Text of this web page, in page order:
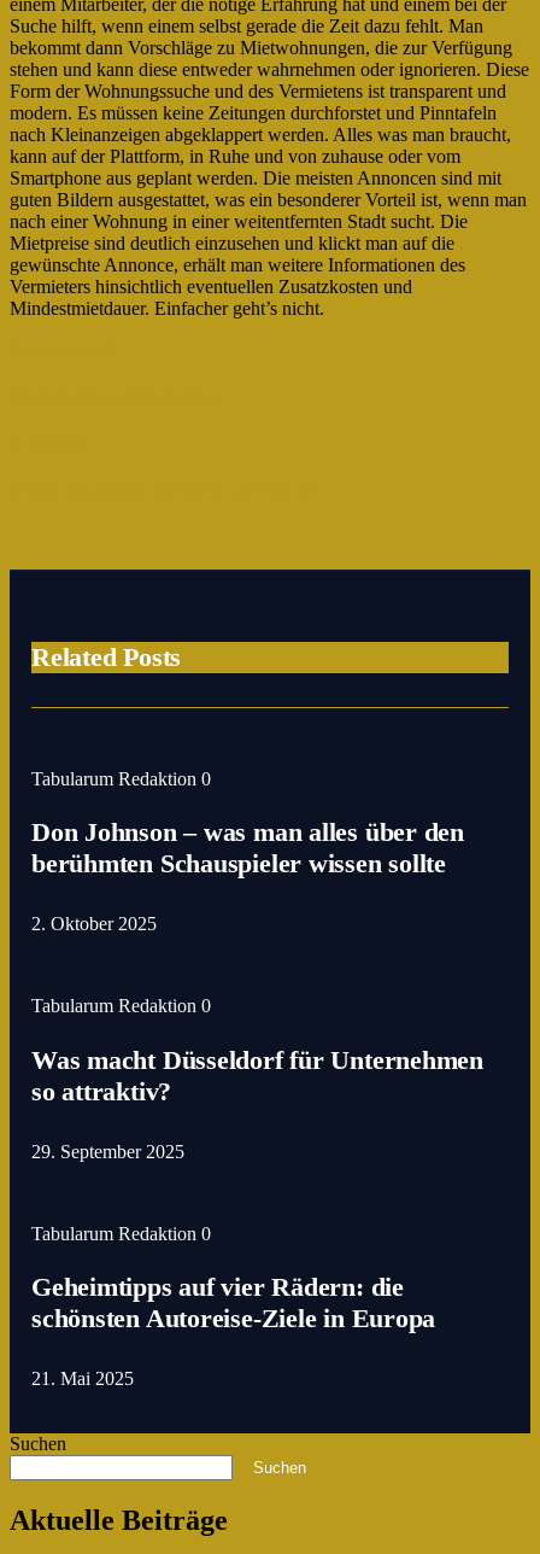
Suche hilft, wenn einem selbst gerade die Zeit dazu fehlt. Man
bekommt dann Vorschläge zu Mietwohnungen, die zur Verfügung
stehen und kann diese entweder wahrnehmen oder ignorieren. Diese
Form der Wohnungssuche und des Vermietens ist transparent und
modern. Es müssen keine Zeitungen durchforstet und Pinntafeln
nach Kleinanzeigen abgeklappert werden. Alles was man braucht,
kann auf der Plattform, in Ruhe und von zuhause oder vom
Smartphone aus geplant werden. Die meisten Annoncen sind mit
guten Bildern ausgestattet, was ein besonderer Vorteil ist, wenn man
nach einer Wohnung in einer weitentfernten Stadt sucht. Die
Mietpreise sind deutlich einzusehen und klickt man auf die
gewünschte Annonce, erhält man weitere Informationen des
Vermieters hinsichtlich eventuellen Zusatzkosten und
Mindestmietdauer. Einfacher geht’s nicht.
Related Posts
Tabularum Redaktion 0
Don Johnson – was man alles über den
berühmten Schauspieler wissen sollte
2. Oktober 2025
Tabularum Redaktion 0
Was macht Düsseldorf für Unternehmen
so attraktiv?
29. September 2025
Tabularum Redaktion 0
Geheimtipps auf vier Rädern: die
schönsten Autoreise-Ziele in Europa
21. Mai 2025
Suchen
Suchen
Aktuelle Beiträge